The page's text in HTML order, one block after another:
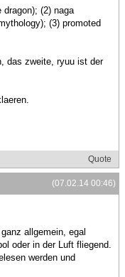
dragon); (2) naga
(3) promoted
das zweite, ryuu ist der
Quote
(07.02.14 00:46)
allgemein, egal
oder in der Luft fliegend.
werden und